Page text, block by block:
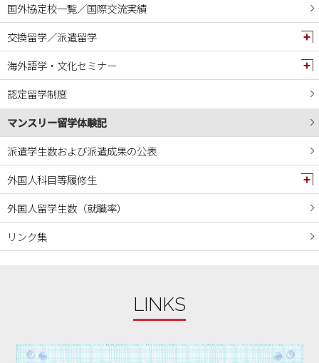
2024年08月
2024年07月
2024年06月
2024年05月
2024年04月
2024年03月
2024年02月
2024年01月
2023年12月
2023年11月
2023年10月
2023年05月
国外協定校一覧／国際交流実績
交換留学／派遣留学
海外語学・文化セミナー
認定留学制度
マンスリー留学体験記
派遣学生数および派遣成果の公表
外国人科目等履修生
外国人留学生数（就職率）
リンク集
LINKS